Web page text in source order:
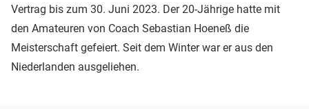
Vertrag bis zum 30. Juni 2023. Der 20-Jährige hatte mit
den Amateuren von Coach Sebastian Hoeneß die
Meisterschaft gefeiert. Seit dem Winter war er aus den
Niederlanden ausgeliehen.